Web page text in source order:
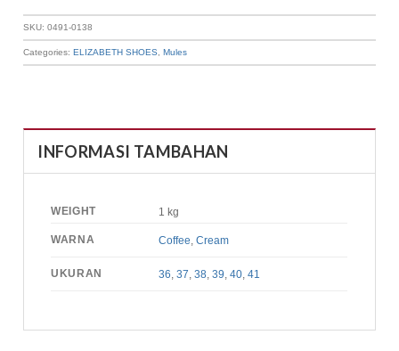
SKU:0491-0138
Categories:ELIZABETH SHOES ,Mules
INFORMASI TAMBAHAN
WEIGHT 1 kg
WARNA Coffee ,Cream
UKURAN 36 ,37 ,38 ,39 ,40 ,41